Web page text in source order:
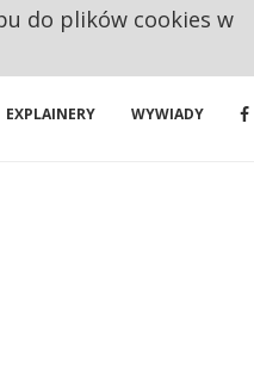
EXPLAINERY WYWIADY
do plików cookies w